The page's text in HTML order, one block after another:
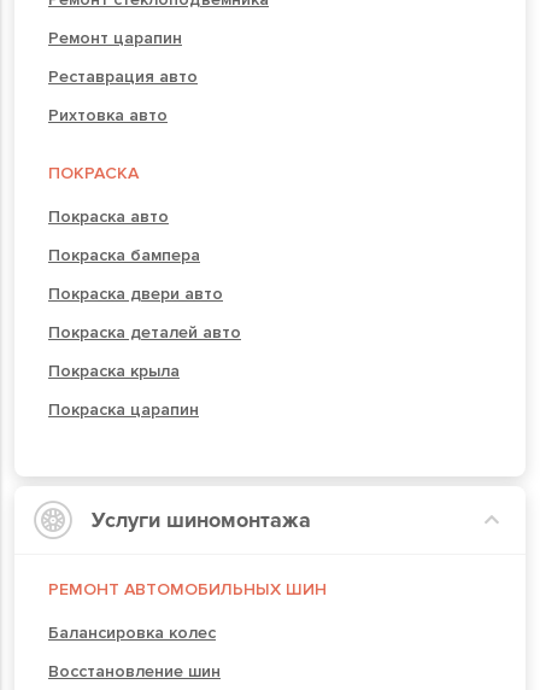
Ремонт царапин
Реставрация авто
Рихтовка авто
ПОКРАСКА
Покраска авто
Покраска бампера
Покраска двери авто
Покраска деталей авто
Покраска крыла
Покраска царапин
Услуги шиномонтажа
РЕМОНТ АВТОМОБИЛЬНЫХ ШИН
Балансировка колес
Восстановление шин